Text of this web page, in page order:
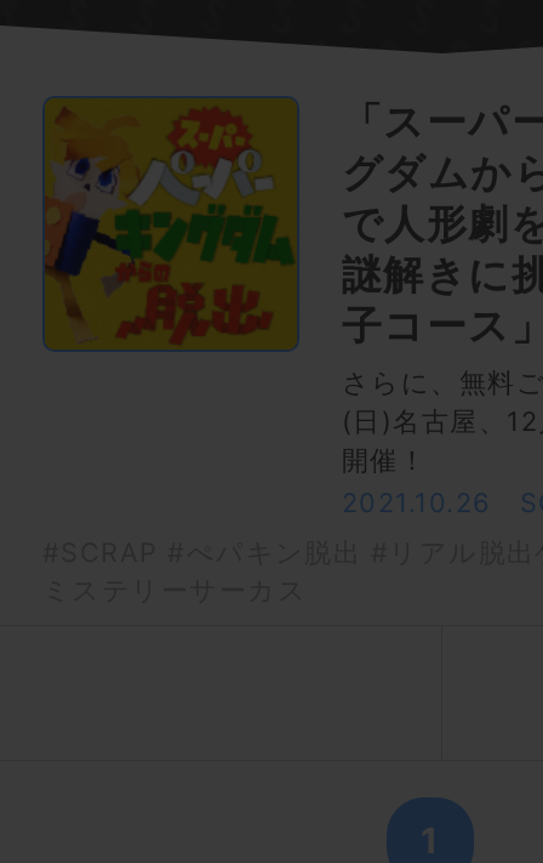
「スーパ
グダムか
で人形劇
謎解きに
子コース
さらに、無料
(日)名古屋、
開催！
2021.10.26
1